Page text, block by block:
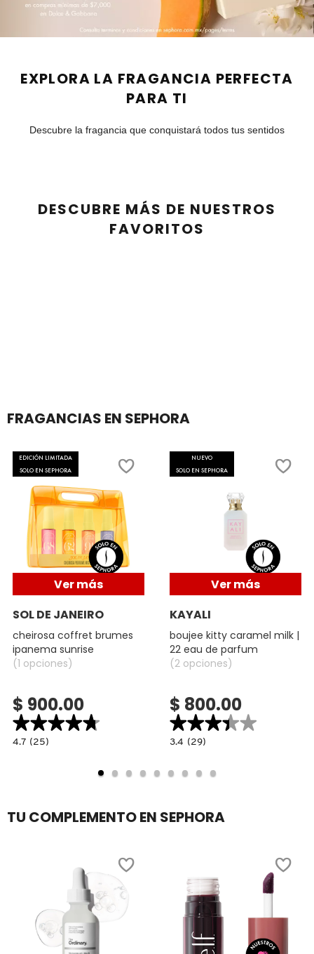
SEPHORA COLLECTION
SUPERGOOP!
THE INKEY LIST
THE ORDINARY
TOCOBO
TOM FORD
TOO FACED
TWEEZERMAN
URBAN DECAY
VALENTINO
EXPLORA LA FRAGANCIA PERFECTA
PARA TI
Descubre la fragancia que conquistará todos tus sentidos
DESCUBRIR MÁS DESCUBRIR MÁS
DESCUBRIR MÁS DESCUBRIR MÁS
DESCUBRE MÁS DE NUESTROS
FAVORITOS
FRAGANCIAS EN SEPHORA
EDICIÓN LIMITADA
SOLO EN SEPHORA
Ver más
SOL DE JANEIRO
cheirosa coffret brumes
ipanema sunrise
(1 opciones)
$ 900.00
★★★★★
★★★★★
4.7
4.7 (25)
NUEVO
SOLO EN SEPHORA
Ver más
KAYALI
boujee kitty caramel milk |
22 eau de parfum
(2 opciones)
$ 800.00
★★★★★
★★★★★
3.4
CARAMEL
EAU
DE
3.4 (29)
TU COMPLEMENTO EN SEPHORA